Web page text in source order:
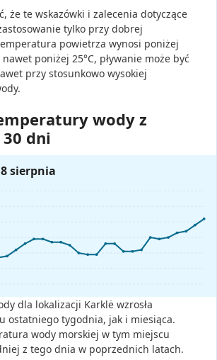
że te wskazówki i zalecenia dotyczące
tylko przy dobrej
powietrza wynosi poniżej
nawet poniżej 25°C, pływanie może być
przy stosunkowo wysokiej
wody z
dni
sierpnia
dla lokalizacji Karklė wzrosła
ostatniego tygodnia, jak i miesiąca.
wody morskiej w tym miejscu
z tego dnia w poprzednich latach.